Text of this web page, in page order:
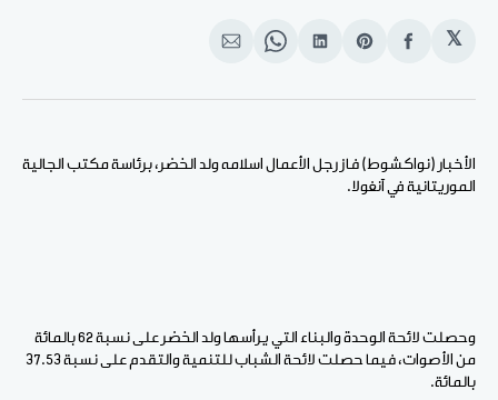
𝕏
انشر
الفيسبوك
Share
Pinterest
انشر
لينكد
Share
WhatsApp
انشر
الإيميل
الأخبار (نواكشوط) فاز رجل الأعمال اسلامه ولد الخضر، برئاسة مكتب الجالية
الموريتانية في آنغولا.
وحصلت لائحة الوحدة والبناء التي يرأسها ولد الخضر على نسبة 62 بالمائة
من الأصوات، فيما حصلت لائحة الشباب للتنمية والتقدم على نسبة 37.53
بالمائة.